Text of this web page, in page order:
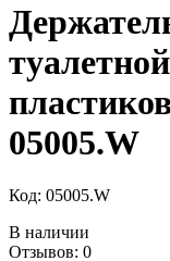
05005.W
Код: 05005.W
В наличии
Отзывов: 0